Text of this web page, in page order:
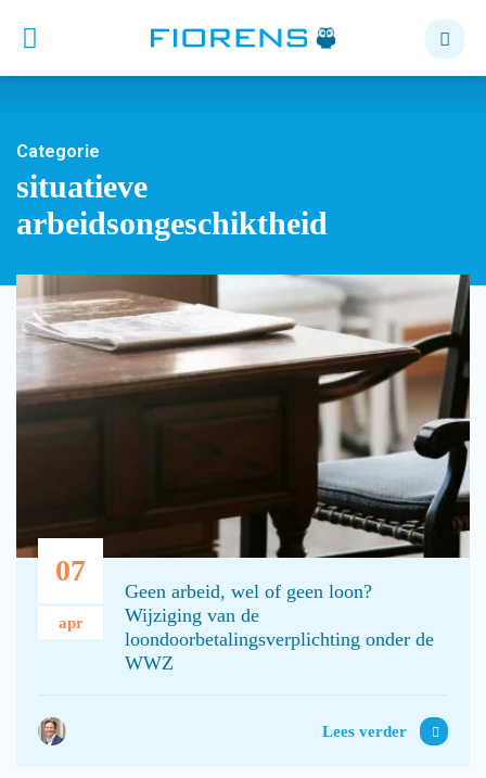
Categorie
situatieve
arbeidsongeschiktheid
07
apr
Geen arbeid, wel of geen loon?
Wijziging van de
loondoorbetalingsverplichting onder de
WWZ
Lees verder